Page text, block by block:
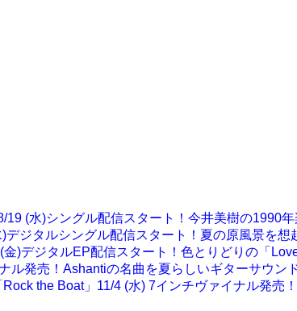
(水)シングル配信スタート！今井美樹の1990
ジタルシングル配信スタート！夏の原風景を
)デジタルEP配信スタート！色とりどりの「
ル発売！Ashantiの名曲を夏らしいギターサウン
the Boat」11/4 (水) 7インチヴァイナル発